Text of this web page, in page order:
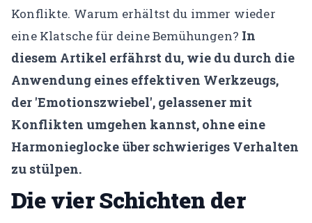
Konflikte. Warum erhältst du immer wieder
eine Klatsche für deine Bemühungen? In
diesem Artikel erfährst du, wie du durch die
Anwendung eines effektiven Werkzeugs,
der 'Emotionszwiebel', gelassener mit
Konflikten umgehen kannst, ohne eine
Harmonieglocke über schwieriges Verhalten
zu stülpen.
Die vier Schichten der